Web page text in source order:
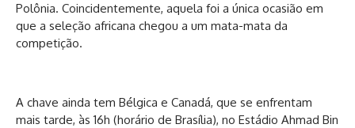
Polônia. Coincidentemente, aquela foi a única ocasião em
que a seleção africana chegou a um mata-mata da
competição.
A chave ainda tem Bélgica e Canadá, que se enfrentam
mais tarde, às 16h (horário de Brasília), no Estádio Ahmad Bin